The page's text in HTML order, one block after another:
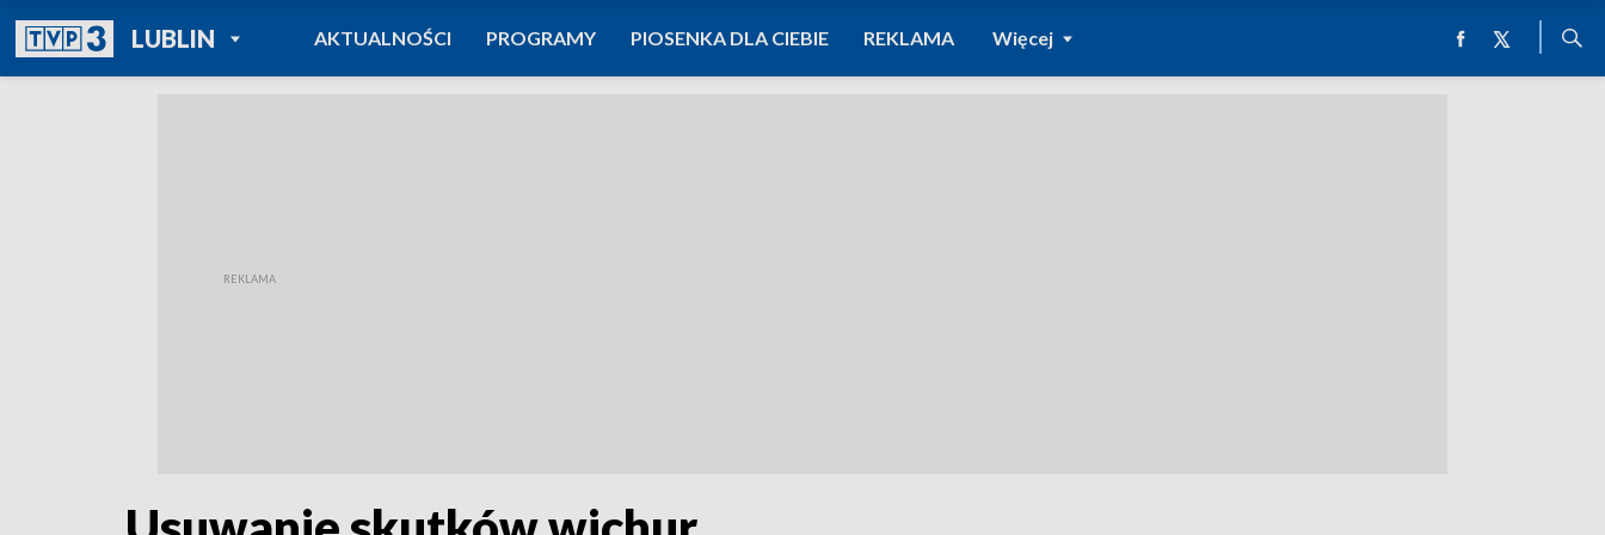
LUBLINPOWRÓT DO
TVP REGIONY
AKTUALNOŚCI PROGRAMY PIOSENKA DLA CIEBIE REKLAMA Więcej